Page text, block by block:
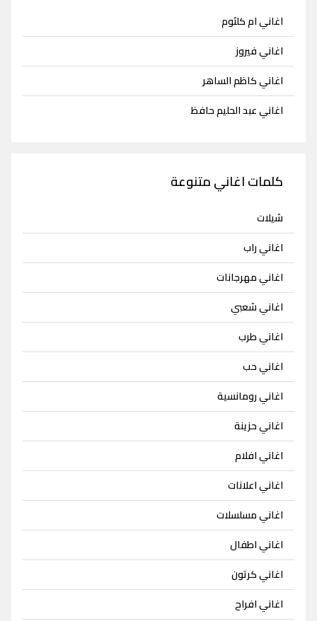
اغاني ام كلثوم
اغاني فيروز
اغاني كاظم الساهر
اغاني عبد الحليم حافظ
كلمات اغاني متنوعة
شيلات
اغاني راب
اغاني مهرجانات
اغاني شعبي
اغاني طرب
اغاني حب
اغاني رومانسية
اغاني حزينة
اغاني افلام
اغاني اعلانات
اغاني مسلسلات
اغاني اطفال
اغاني كرتون
اغاني افراح